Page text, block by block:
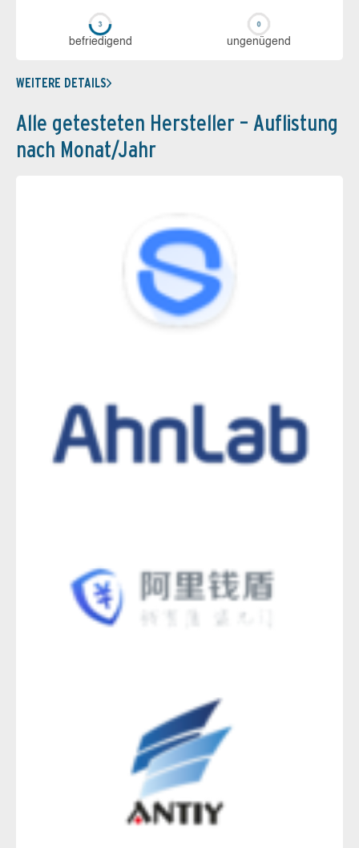
be­frie­di­gend un­ge­nü­gend
WEITERE DETAILS
Alle getesteten Hersteller – Auflistung
nach Monat/Jahr